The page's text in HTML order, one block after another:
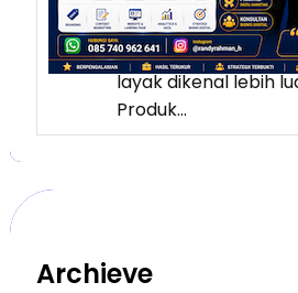
Lampung memiliki
banyak potensi yang
layak dikenal lebih
Produk…
Archieve